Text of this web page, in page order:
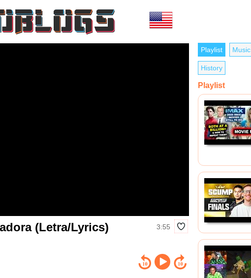
(Letra/Lyrics) 3:55
Playlist Music
History
Playlist